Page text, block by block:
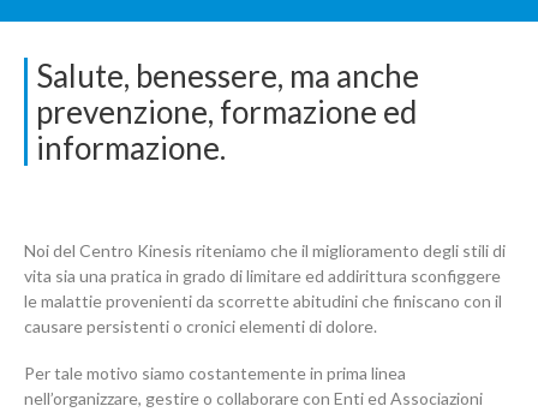
Salute, benessere, ma anche
prevenzione, formazione ed
informazione.
Noi del Centro Kinesis riteniamo che il miglioramento degli stili di
vita sia una pratica in grado di limitare ed addirittura sconfiggere
le malattie provenienti da scorrette abitudini che finiscano con il
causare persistenti o cronici elementi di dolore.
Per tale motivo siamo costantemente in prima linea
nell’organizzare, gestire o collaborare con Enti ed Associazioni